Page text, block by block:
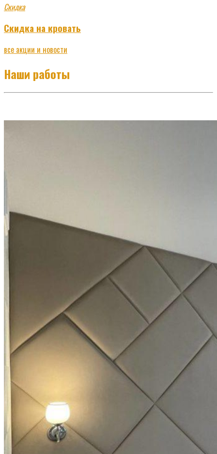
Скидка
Скидка на кровать
все акции и новости
Наши работы